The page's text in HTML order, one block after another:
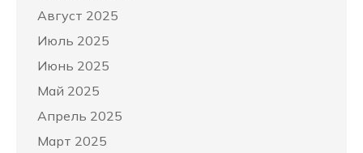
Август 2025
Июль 2025
Июнь 2025
Май 2025
Апрель 2025
Март 2025